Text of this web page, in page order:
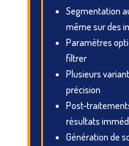
Segmentation
même sur des
Paramètres
filtrer
Plusieurs
précision
Post-
résultats
Génération de